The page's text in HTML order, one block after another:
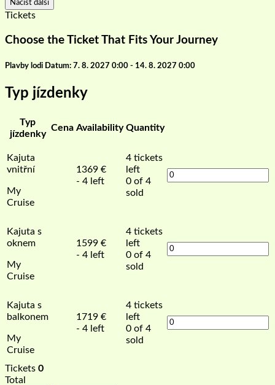
Načíst další
Tickets
Choose the Ticket That Fits Your Journey
Plavby lodi Datum: 7. 8. 2027 0:00 - 14. 8. 2027 0:00
Typ jízdenky
Typ
jízdenky
Cena Availability Quantity
Kajuta
vnitřní
My
Cruise
1369 €
- 4 left
4 tickets
left
0 of 4
sold
Kajuta s
oknem
My
Cruise
1599 €
- 4 left
4 tickets
left
0 of 4
sold
Kajuta s
balkonem
My
Cruise
1719 €
- 4 left
4 tickets
left
0 of 4
sold
Tickets 0
Total